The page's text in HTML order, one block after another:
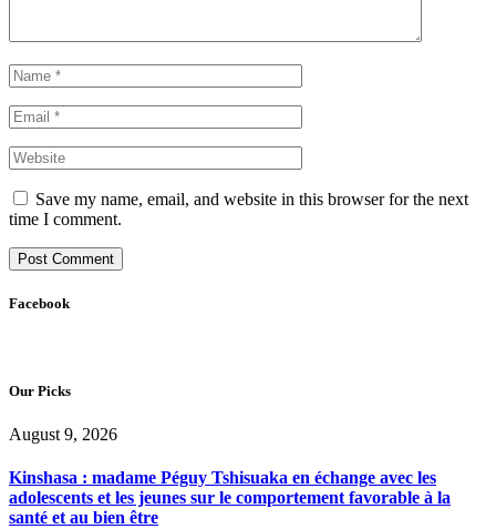
Save my name, email, and website in this browser for the next
time I comment.
Facebook
Our Picks
August 9, 2026
Kinshasa : madame Péguy Tshisuaka en échange avec les
adolescents et les jeunes sur le comportement favorable à la
santé et au bien être